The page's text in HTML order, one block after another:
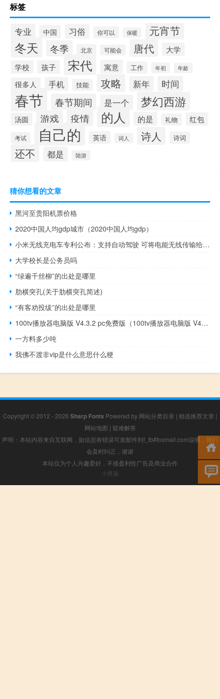
标签
专业 中国 习俗 你可以 保暖 元宵节
冬天 冬季 北京 可能会 唐代
大学
学校
孩子 宋代 寓意 工作 年初 年龄
很多人 手机 技能 攻略 新年 时间
春节 春节期间 是一个 梦幻西游
汤圆 游戏 疫情 的人 的是 礼物 红包
考试 自己的 英语 词人 诗人 诗词
还不 都是 陆游
猜你想看的文章
黑河至贵阳机票价格
2020中国人均gdp城市（2020中国人均gdp）
小米无线充电车专利公布：支持自动驾驶 可将电能无线传输给电动车
大学校长是公务员吗
“绿遍千丝柳”的出处是哪里
肋横突孔(关于肋横突孔简述)
“有客劝投绂”的出处是哪里
100tv播放器电脑版 V4.3.2 pc免费版（100tv播放器电脑版 V4.3.2 pc免费版功能简介）
一方料多少吨
我佛不渡非vip是什么意思什么梗
Copyright © 2012 - 2026 Sharp Fonts Powered by 网站分类目录 | 精选推荐文章 |
网站地图 | 疑难解答
声明：本站内容来自互联网，如信息有错误可发邮件到f_fb#foxmail.com说明，我们
会及时纠正，谢谢
本站仅为个人兴趣爱好，不接盈利性广告及商业合作
小男孩